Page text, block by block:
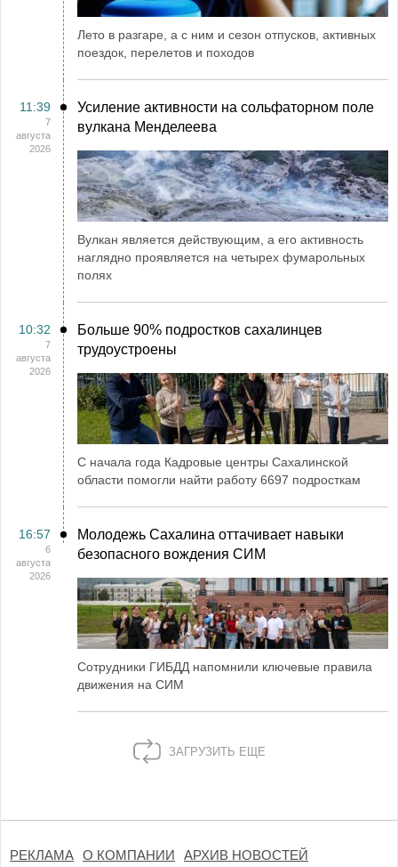
Лето в разгаре, а с ним и сезон отпусков, активных
поездок, перелетов и походов
11:39
7
августа
2026
Усиление активности на сольфаторном поле
вулкана Менделеева
Вулкан является действующим, а его активность
наглядно проявляется на четырех фумарольных
полях
10:32
7
августа
2026
Больше 90% подростков сахалинцев
трудоустроены
С начала года Кадровые центры Сахалинской
области помогли найти работу 6697 подросткам
16:57
6
августа
2026
Молодежь Сахалина оттачивает навыки
безопасного вождения СИМ
Сотрудники ГИБДД напомнили ключевые правила
движения на СИМ
ЗАГРУЗИТЬ ЕЩЕ
РЕКЛАМА О КОМПАНИИ АРХИВ НОВОСТЕЙ